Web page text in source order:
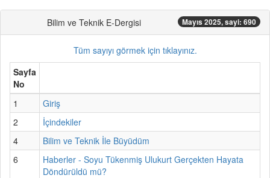
Bilim ve Teknik E-Dergisi Mayıs 2025, sayi: 690
Tüm sayıyı görmek için tıklayınız.
Sayfa
No
1
Giriş
2
İçindekiler
4
Bilim ve Teknik İle Büyüdüm
6
Haberler - Soyu Tükenmiş Ulukurt Gerçekten Hayata
Döndürüldü mü?